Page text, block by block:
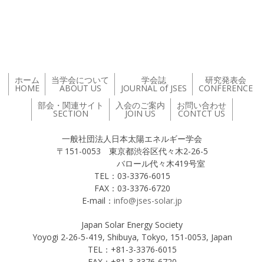
ホーム
HOME
当学会について
ABOUT US
学会誌
JOURNAL of JSES
研究発表会
CONFERENCE
部会・関連サイト
SECTION
入会のご案内
JOIN US
お問い合わせ
CONTCT US
一般社団法人日本太陽エネルギー学会
〒151-0053 東京都渋谷区代々木2-26-5
バロール代々木419号室
TEL：03-3376-6015
FAX：03-3376-6720
E-mail： info@jses-solar.jp
Japan Solar Energy Society
Yoyogi 2-26-5-419, Shibuya, Tokyo, 151-0053, Japan
TEL：+81-3-3376-6015